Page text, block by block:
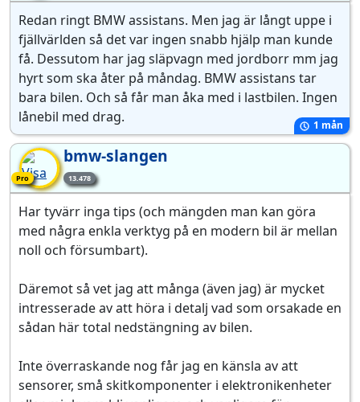
Redan ringt BMW assistans. Men jag är långt uppe i
fjällvärlden så det var ingen snabb hjälp man kunde
få. Dessutom har jag släpvagn med jordborr mm jag
hyrt som ska åter på måndag. BMW assistans tar
bara bilen. Och så får man åka med i lastbilen. Ingen
lånebil med drag.
1 mån
ProPro-medlem13.478
bmw-slangen
Har tyvärr inga tips (och mängden man kan göra
med några enkla verktyg på en modern bil är mellan
noll och försumbart).
Däremot så vet jag att många (även jag) är mycket
intresserade av att höra i detalj vad som orsakade en
sådan här total nedstängning av bilen.
Inte överraskande nog får jag en känsla av att
sensorer, små skitkomponenter i elektronikenheter